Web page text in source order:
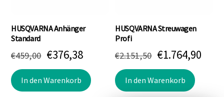
HUSQVARNA Anhänger
Standard
€459,00 Ursprünglicher
Preis
war:
€376,38Aktueller
Preis
ist:
In den Warenkorb
HUSQVARNA Streuwagen
Profi
€2.151,50
Preis
war:
€1.764,90
In den Warenkorb